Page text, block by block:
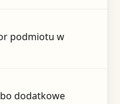
podmiotu w
dodatkowe